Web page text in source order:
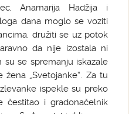
Anamarija Hadžija i
dana moglo se voziti
družiti se uz potok
da nije izostala ni
se spremanju iskazale
„Svetojanke“. Za tu
ispekle su preko
čestitao i gradonačelnik